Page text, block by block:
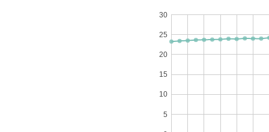
5
10
15
20
25
30